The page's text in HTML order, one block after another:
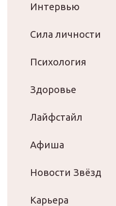
Интервью
Сила личности
Психология
Здоровье
Лайфстайл
Афиша
Новости Звёзд
Карьера